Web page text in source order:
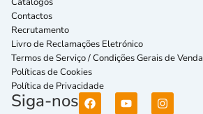
Contactos
Recrutamento
Livro de Reclamações Eletrónico
Termos de Serviço / Condições Gerais de Venda
Políticas de Cookies
Política de Privacidade
Siga-nos